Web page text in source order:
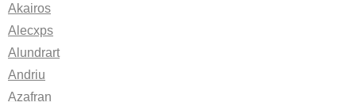
Akairos
Alecxps
Alundrart
Andriu
Azafran